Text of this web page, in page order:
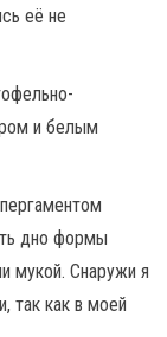
её не
дно формы
мукой. Снаружи я
так как в моей